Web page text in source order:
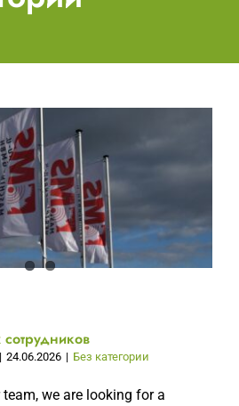
| 24.06.2026 | Без категории
we are looking for a